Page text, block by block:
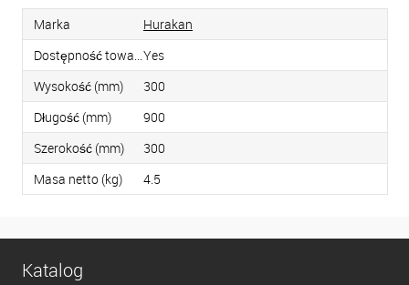
Marka
Hurakan
Dostępność towaruYes
Wysokość (mm)
300
Długość (mm)
900
Szerokość (mm)
300
Masa netto (kg)
4.5
Katalog